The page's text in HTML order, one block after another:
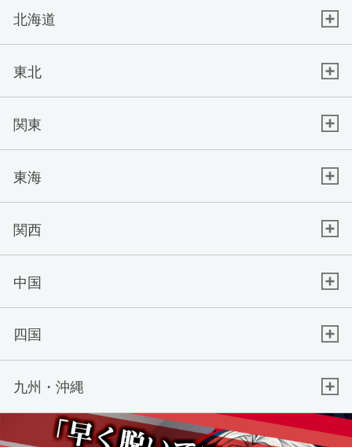
北海道
東北
関東
東海
関西
中国
四国
九州・沖縄